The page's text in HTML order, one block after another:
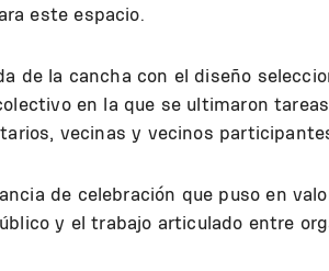
este espacio.
de la cancha con el diseño
en la que se ultimaron
vecinas y vecinos
de celebración que puso en
y el trabajo articulado entre